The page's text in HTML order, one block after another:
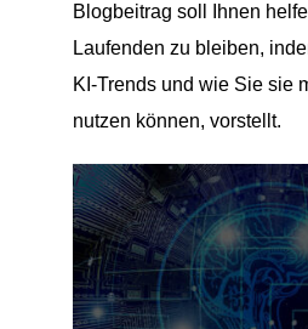
Blogbeitrag soll Ihnen
Laufenden zu bleiben,
KI-Trends und wie Sie sie
nutzen können, vorstellt.